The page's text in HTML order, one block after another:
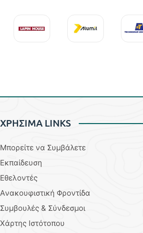
ΧΡΗΣΙΜΑ LINKS
Μπορείτε να Συμβάλετε
Εκπαίδευση
Εθελοντές
Aνακουφιστική Φροντίδα
Συμβουλές & Σύνδεσμοι
Χάρτης Ιστότοπου